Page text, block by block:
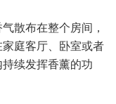
散布在整个房间，
庭客厅、卧室或者
续发挥香薰的功